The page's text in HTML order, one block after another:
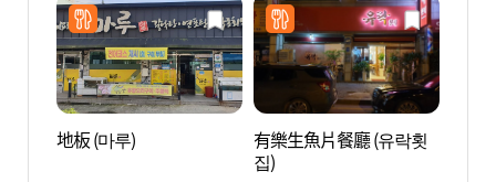
地板 (마루)
有樂生魚片餐廳 (유락횟
집)